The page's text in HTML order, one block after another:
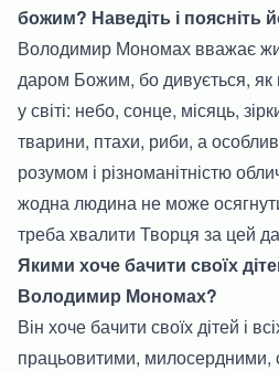
божим? Наведіть і поясніть
Володимир Мономах вважає
даром Божим, бо дивується,
у світі: небо, сонце, місяць,
тварини, птахи, риби, а
розумом і різноманітністю
жодна людина не може осягнути
треба хвалити Творця за цей
Якими хоче бачити своїх
Володимир Мономах?
Він хоче бачити своїх дітей і
працьовитими, милосердними,